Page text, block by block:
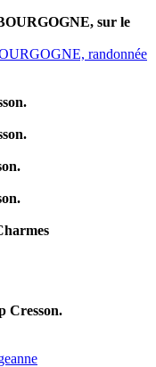
sur le
randonnée
Cresson.